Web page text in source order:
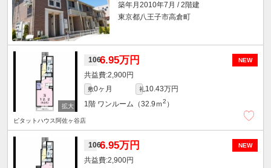
築年月2010年7月 / 2階建
東京都八王子市高倉町
NEW
1066.95万円
2,900円
敷0ヶ月 礼10.43万円
1階 ワンルーム（32.9ｍ2 ）
ピタットハウス阿佐ヶ谷店
NEW
1066.95万円
2,900円